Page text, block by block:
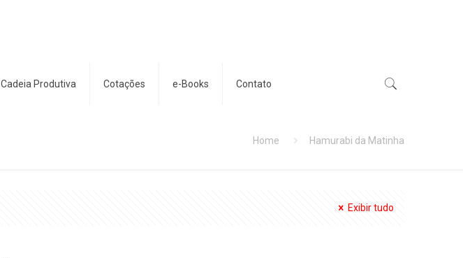
Cadeia Produtiva Cotações e-Books Contato
Home Hamurabi da Matinha
Exibir tudo